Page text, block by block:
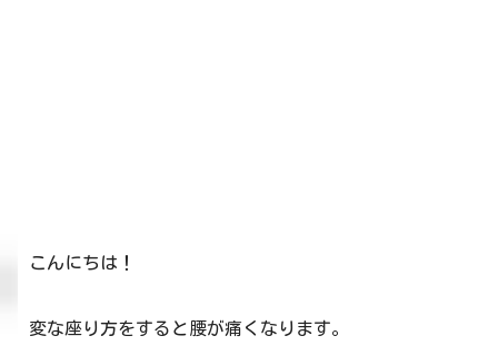
こんにちは！
変な座り方をすると腰が痛くなります。